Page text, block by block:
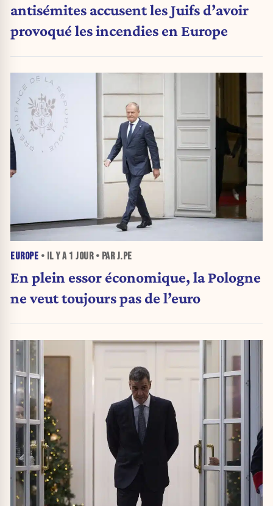
antisémites accusent les Juifs d’avoir
provoqué les incendies en Europe
EUROPE • IL Y A 1 JOUR• PAR J.PE
En plein essor économique, la Pologne
ne veut toujours pas de l’euro